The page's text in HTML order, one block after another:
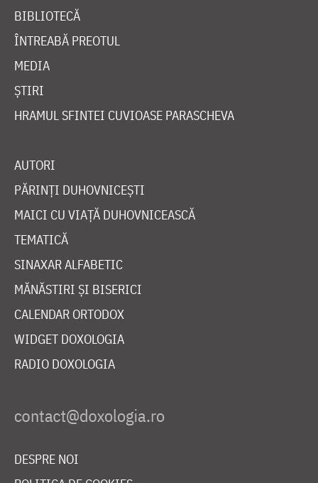
BIBLIOTECĂ
ÎNTREABĂ PREOTUL
MEDIA
ȘTIRI
HRAMUL SFINTEI CUVIOASE PARASCHEVA
AUTORI
PĂRINȚI DUHOVNICEȘTI
MAICI CU VIAȚĂ DUHOVNICEASCĂ
TEMATICĂ
SINAXAR ALFABETIC
MĂNĂSTIRI ȘI BISERICI
CALENDAR ORTODOX
WIDGET DOXOLOGIA
RADIO DOXOLOGIA
DESPRE NOI